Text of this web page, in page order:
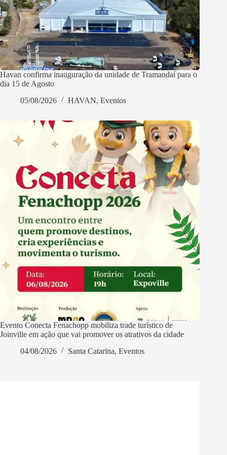
Havan confirma inauguração da unidade de Tramandaí para o
dia 15 de Agosto
05/08/2026
HAVAN, Eventos
Evento Conecta Fenachopp mobiliza trade turístico de
Joinville em ação que vai promover os atrativos da cidade
04/08/2026
Santa Catarina, Eventos